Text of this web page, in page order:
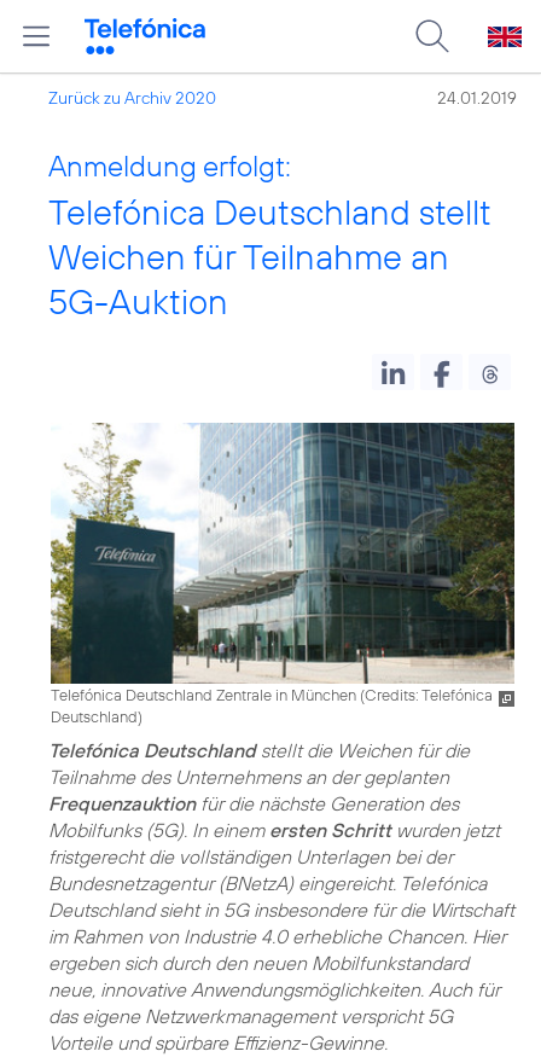
Zurück zu Archiv 2020 24.01.2019
Anmeldung erfolgt:
Telefónica Deutschland stellt
Weichen für Teilnahme an
5G-Auktion
Telefónica Deutschland Zentrale in München (Credits: Telefónica
Deutschland)
Telefónica Deutschlandstellt die Weichen für die
Teilnahme des Unternehmens an der geplanten
Frequenzauktionfür die nächste Generation des
Mobilfunks (5G). In einem ersten Schrittwurden jetzt
fristgerecht die vollständigen Unterlagen bei der
Bundesnetzagentur (BNetzA) eingereicht. Telefónica
Deutschland sieht in 5G insbesondere für die Wirtschaft
im Rahmen von Industrie 4.0 erhebliche Chancen. Hier
ergeben sich durch den neuen Mobilfunkstandard
neue, innovative Anwendungsmöglichkeiten. Auch für
das eigene Netzwerkmanagement verspricht 5G
Vorteile und spürbare Effizienz-Gewinne.